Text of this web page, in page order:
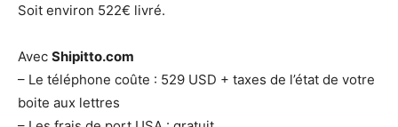
Soit environ 522€ livré.
Avec Shipitto.com
– Le téléphone coûte : 529 USD + taxes de l’état de votre
boite aux lettres